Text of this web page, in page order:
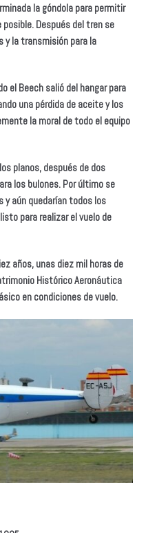
la góndola para permitir
Después del tren se
y la transmisión para la
el Beech salió del hangar para
una pérdida de aceite y los
la moral de todo el equipo
planos, después de dos
los bulones. Por último se
y aún quedarían todos los
para realizar el vuelo de
años, unas diez mil horas de
Histórico Aeronáutica
en condiciones de vuelo.